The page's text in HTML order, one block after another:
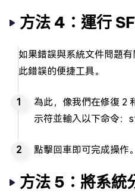
方法 4：運行
如果錯誤與系統文件問題
此錯誤的便捷工具。
為此，像我們在修復 2
示符並輸入以下命令：
點擊回車即可完成操作。
方法 5：將系統